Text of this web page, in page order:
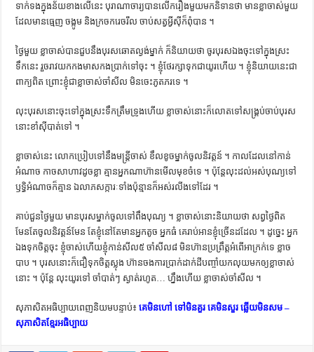
ទាក់ទង​ក្នុង​ន័យ​ខាងលើ​នេះ បុរាណាចារ្យ​បាន​លើក​រឿង​មួយ​មក​និទាន​ថា មាន​ខ្លា​ចាស់​មួយ​
ដែល​មាន​ធ្មេញ ចង្កូម និង​ក្រចក​រេចរឹល ចាប់​សត្វ​អ្វី​ស៊ី​ក៏​ពុំ​បាន ។
ថ្ងៃ​មួយ ខ្លា​ចាស់​បាន​ជួប​នឹង​បុរស​ឆោត​ល្ងង់​ម្នាក់ ក៏​និយាយ​ថា ចូរ​បុរស​ឯង​ចុះ​ទៅ​ក្នុង​ស្រះ​
ទឹក​នេះ រួច​រាវ​យក​កង​មាស​កង​ប្រាក់​ទៅ​ចុះ ។ ខ្ញុំ​ថែរក្សា​ទុក​ជាយូរ​ហើយ ។ ខ្ញុំ​និយាយ​នេះ​ជា​
ពាក្យ​ពិត ព្រោះ​ខ្ញុំ​ជា​ខ្លា​ចាស់​ចាំ​សីល មិន​ចេះ​ភូត​ភរ​ទេ ។
លុះ​បុរស​នោះ​ចុះ​ទៅ​ក្នុង​ស្រះ​ទឹក​ត្រឹម​ទ្រូង​ហើយ ខ្លា​ចាស់​នោះ​ក៏​លោត​ទៅ​សង្គ្រប់​ចាប់​បុរស​
នោះ​ខាំ​ស៊ី​បាត់​ទៅ ។
ខ្លា​ចាស់​នេះ​ លោក​ប្រៀប​ទៅ​នឹង​មន្ត្រី​ចាស់ ខឹល​ខូច​ម្នាក់​ចូល​និវត្តន៍ ។ កាល​ដែល​នៅ​កាន់​
អំណាច កាច​សាហាវ​ដូច​ខ្លា គ្មាន​អ្នកណា​ហ៊ាន​មើល​មុខ​ចំ​ទេ ។ ប៉ុន្តែ​លុះ​ដល់​អស់​បុណ្យ​ទៅ
ឫទ្ធិ​អំណាច​ក៏​គ្មាន ឯ​លាភ​សក្ការៈ​ទាំង​ប៉ុន្មាន​ក៏​អស់​រលីង​ទៅ​ដែរ ។
គាប់ជួន​ថ្ងៃ​មួយ មាន​បុរស​ម្នាក់​ចូល​ទៅ​ពឹង​បុណ្យ ។ ខ្លា​ចាស់​នោះ​និយាយ​ថា សព្វ​ថ្ងៃ​ពិត​
មែន​តែ​ចូល​និវត្តន៍​មែន តែ​ខ្ញុំ​នៅ​តែ​មាន​អ្នក​តូច អ្នក​ធំ គេ​រាប់​អាន​ខ្ញុំ​ច្រើន​ដដែល ។ ដូច្នេះ អ្នក​
ឯង​ទុក​ចិត្ត​ចុះ ខ្ញុំ​ចាស់​ហើយ​ខ្ញុំ​កាន់​សីល​៥ ចាំ​សីល​៨ មិន​ហ៊ាន​ប្រព្រឹត្ត​អំពើ​អាក្រក់​ទេ ខ្លាច​
បាប ។ បុរស​នោះ​ក៏​ជឿ​ទុក​ចិត្ត​ស្លុង ហ៊ាន​ចងការ​ប្រាក់​ដាក់​ដី​បញ្ចាំ​យក​លុយ​មក​ឲ្យ​ខ្លា​ចាស់​
នោះ ។ ប៉ុន្តែ លុះ​យូរ​ទៅ ចាំ​បាត់ៗ ស្ងាត់​រហូត​… ហ្នឹង​ហើយ ខ្លា​ចាស់​ចាំ​សីល ។
សុភាសិតអធិប្បាយពេញនិយមបន្ទាប់៖គេមិនហៅ ទៅមិនគួរ គេមិនសួរ ឆ្លើយមិនសម –
សុភាសិតខ្មែរអធិប្បាយ